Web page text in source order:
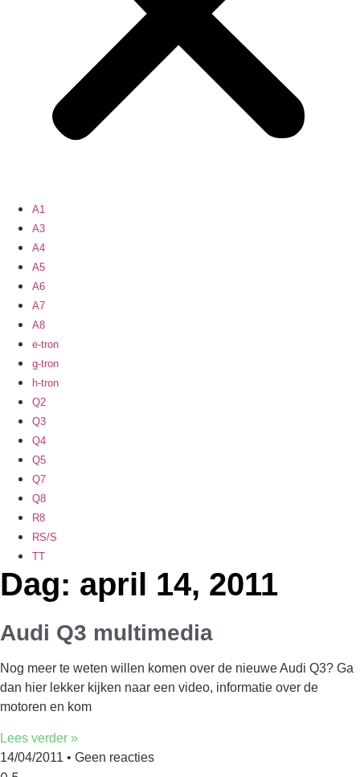
A1
A3
A4
A5
A6
A7
A8
e-tron
g-tron
h-tron
Q2
Q3
Q4
Q5
Q7
Q8
R8
RS/S
TT
Dag: april 14, 2011
Audi Q3 multimedia
Nog meer te weten willen komen over de nieuwe Audi Q3? Ga
dan hier lekker kijken naar een video, informatie over de
motoren en kom
Lees verder »
14/04/2011
Geen reacties